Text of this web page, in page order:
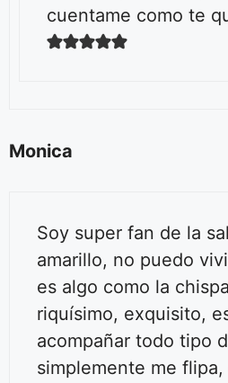
cuentame como te
Monica
Soy super fan de la
amarillo, no puedo
es algo como la
riquísimo, exquisito,
acompañar todo tipo
simplemente me